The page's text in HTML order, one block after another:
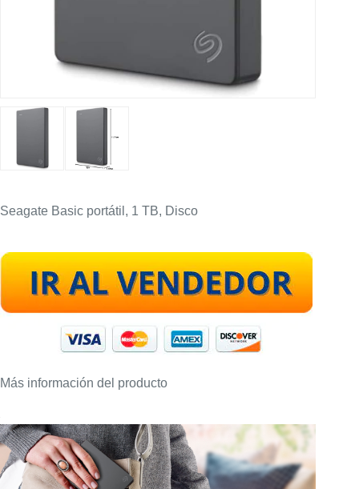
Seagate Basic portátil, 1 TB, Disco
Más información del producto